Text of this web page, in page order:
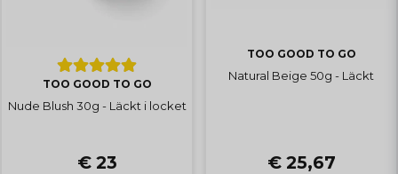
TOO GOOD TO GO
Nude Blush 30g - Läckt i locket
€ 23
TOO GOOD TO GO
Natural Beige 50g - Läckt
€ 25,67